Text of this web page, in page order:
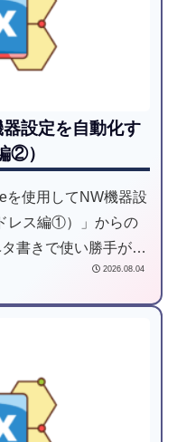
設定を自動化す
②）
を使用してNW機器設
レス編①）」からの
書きで使い勝手が悪
（JSON）できる使
2026.08.04